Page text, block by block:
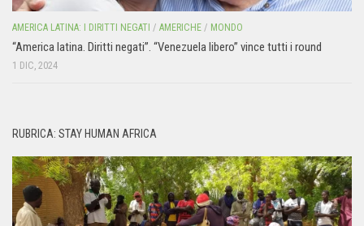
AMERICA LATINA: I DIRITTI NEGATI / AMERICHE / MONDO
“America latina. Diritti negati”. “Venezuela libero” vince tutti i round
1 DIC, 2024
RUBRICA: STAY HUMAN AFRICA